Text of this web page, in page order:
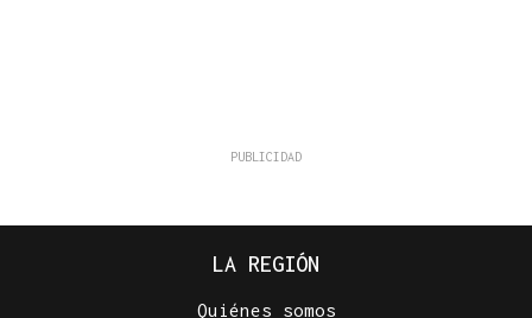
LA REGIÓN
Quiénes somos